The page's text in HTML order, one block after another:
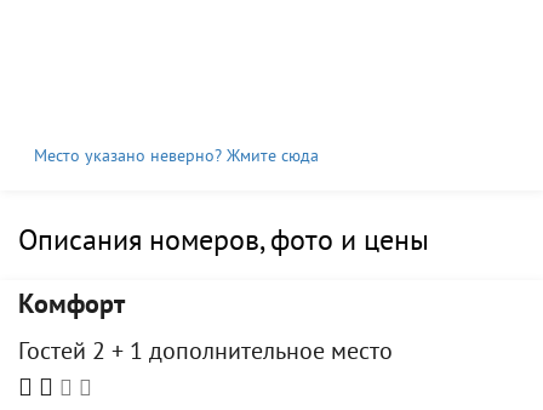
Место указано неверно? Жмите сюда
Описания номеров, фото и цены
Комфорт
Гостей 2 + 1 дополнительное место